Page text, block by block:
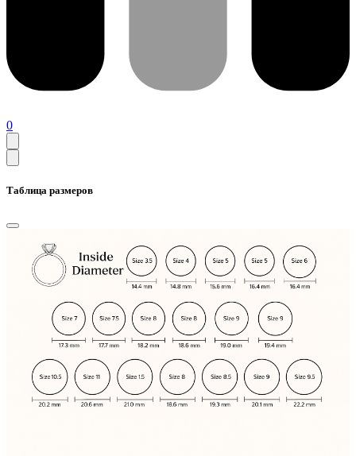
0
Таблица размеров